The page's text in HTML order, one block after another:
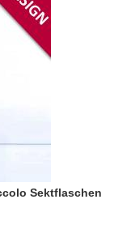
Sektflaschen